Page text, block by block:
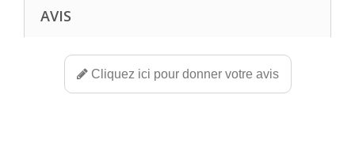
AVIS
Cliquez ici pour donner votre avis